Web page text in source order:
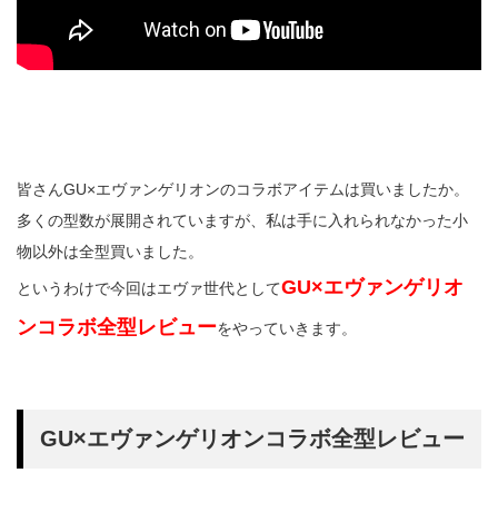
皆さんGU×エヴァンゲリオンのコラボアイテムは買いましたか。
多くの型数が展開されていますが、私は手に入れられなかった小
物以外は全型買いました。
というわけで今回はエヴァ世代としてGU×エヴァンゲリオ
ンコラボ全型レビューをやっていきます。
GU×エヴァンゲリオンコラボ全型レビュー